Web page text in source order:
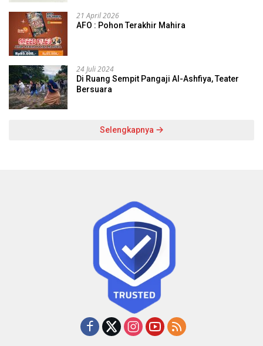
21 April 2026
AFO : Pohon Terakhir Mahira
24 Juli 2024
Di Ruang Sempit Pangaji Al-Ashfiya, Teater
Bersuara
Selengkapnya